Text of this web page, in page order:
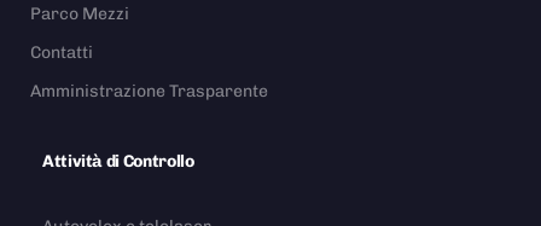
Parco Mezzi
Contatti
Amministrazione Trasparente
Attività di Controllo